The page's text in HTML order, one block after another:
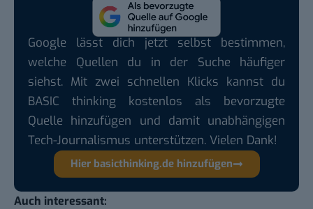
Google lässt dich jetzt selbst bestimmen,
welche Quellen du in der Suche häufiger
siehst. Mit zwei schnellen Klicks kannst du
BASIC thinking kostenlos als bevorzugte
Quelle hinzufügen und damit unabhängigen
Tech-Journalismus unterstützen. Vielen Dank!
Hier basicthinking.de hinzufügen
Auch interessant: